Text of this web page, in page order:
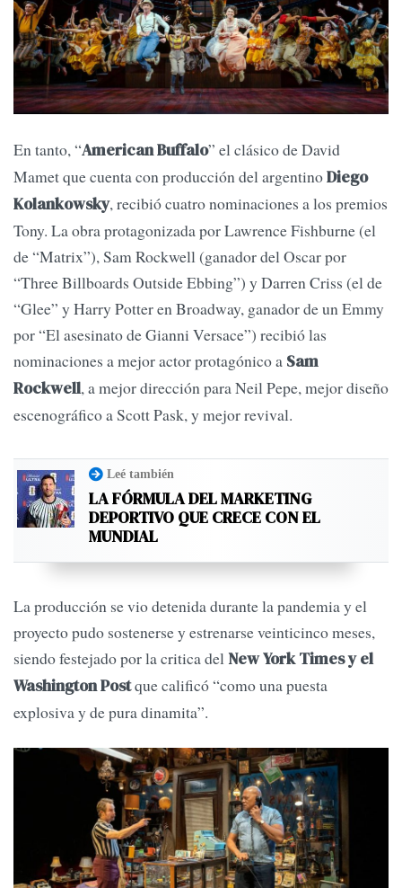
En tanto, “American Buffalo” el clásico de David
Mamet que cuenta con producción del argentinoDiego
Kolankowsky, recibió cuatro nominaciones a los premios
Tony. La obra protagonizada por Lawrence Fishburne (el
de “Matrix”), Sam Rockwell (ganador del Oscar por
“Three Billboards Outside Ebbing”) y Darren Criss (el de
“Glee” y Harry Potter en Broadway, ganador de un Emmy
por “El asesinato de Gianni Versace”) recibió las
nominaciones a mejor actor protagónico a Sam
Rockwell, a mejor dirección para Neil Pepe, mejor diseño
escenográfico a Scott Pask, y mejor revival.
Leé también
LA FÓRMULA DEL MARKETING
DEPORTIVO QUE CRECE CON EL
MUNDIAL
La producción se vio detenida durante la pandemia y el
proyecto pudo sostenerse y estrenarse veinticinco meses,
siendo festejado por la critica delNew York Times y el
Washington Postque calificó “como una puesta
explosiva y de pura dinamita”.